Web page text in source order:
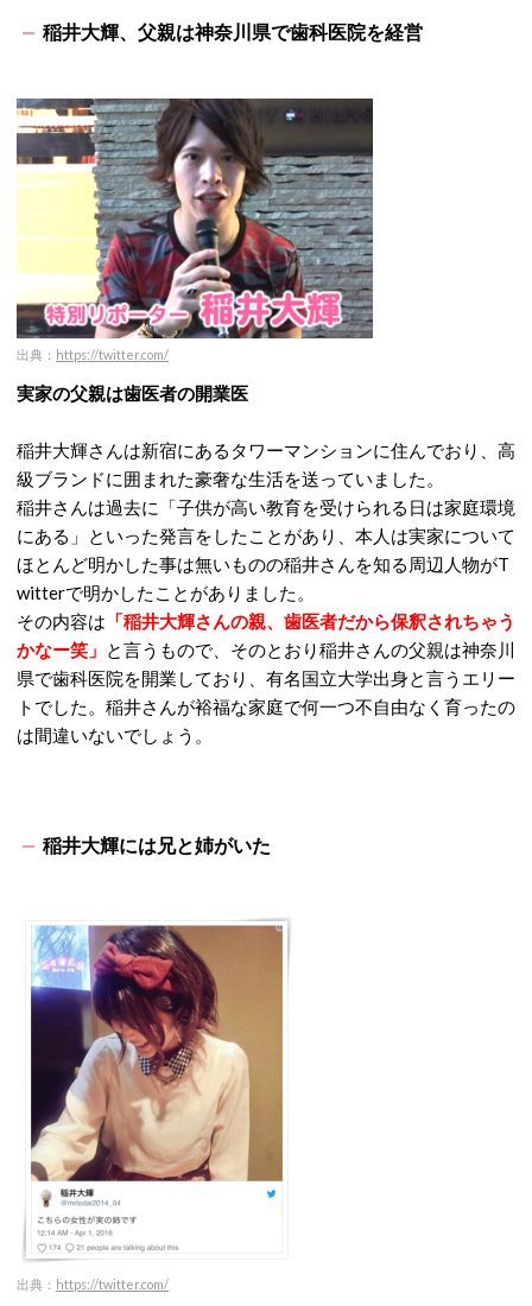
稲井大輝、父親は神奈川県で歯科医院を経営
出典： https://twitter.com/
実家の父親は歯医者の開業医
稲井大輝さんは新宿にあるタワーマンションに住んでおり、高
級ブランドに囲まれた豪奢な生活を送っていました。
稲井さんは過去に「子供が高い教育を受けられる日は家庭環境
にある」といった発言をしたことがあり、本人は実家について
ほとんど明かした事は無いものの稲井さんを知る周辺人物がT
witterで明かしたことがありました。
その内容は 「稲井大輝さんの親、歯医者だから保釈されちゃう
かなー笑」 と言うもので、そのとおり稲井さんの父親は神奈川
県で歯科医院を開業しており、有名国立大学出身と言うエリー
トでした。稲井さんが裕福な家庭で何一つ不自由なく育ったの
は間違いないでしょう。
稲井大輝には兄と姉がいた
出典： https://twitter.com/